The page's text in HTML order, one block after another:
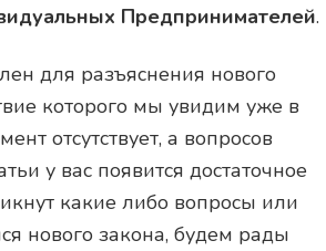
Предпринимателей.
для разъяснения нового
которого мы увидим уже в
отсутствует, а вопросов
у вас появится достаточное
какие либо вопросы или
нового закона, будем рады